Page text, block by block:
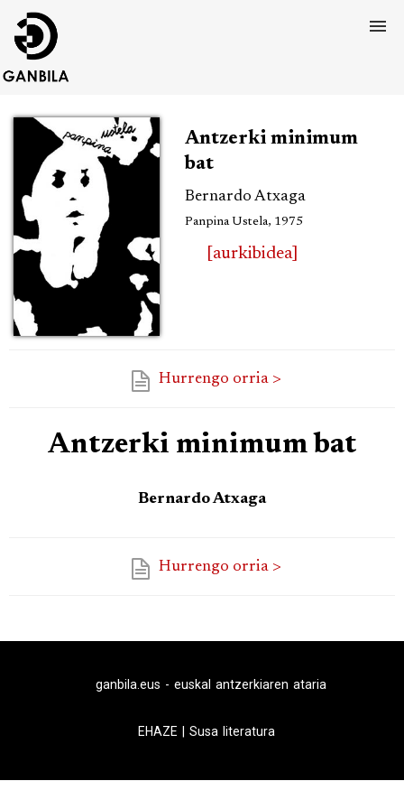
Antzerki minimum
bat
Bernardo Atxaga
Panpina Ustela, 1975
[aurkibidea]
Hurrengo orria >
Antzerki minimum bat
Bernardo Atxaga
Hurrengo orria >
ganbila.eus - euskal antzerkiaren ataria
EHAZE Susa literatura